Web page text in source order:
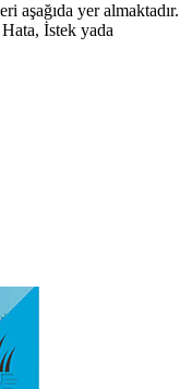
aşağıda yer almaktadır.
İstek yada